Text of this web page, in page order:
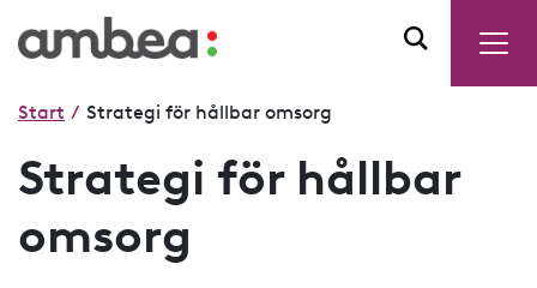
Start / Strategi för hållbar omsorg
Strategi för hållbar
omsorg